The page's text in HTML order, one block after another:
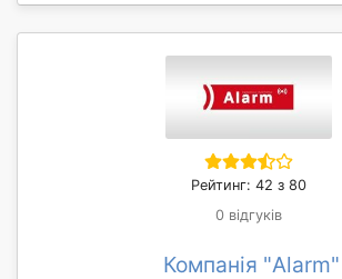
Рейтинг: 42 з 80
0 відгуків
Компанія "Alarm"